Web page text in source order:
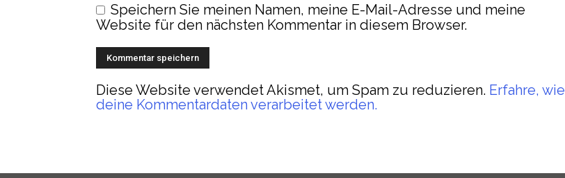
Speichern Sie meinen Namen, meine E-Mail-Adresse und meine
Website für den nächsten Kommentar in diesem Browser.
Diese Website verwendet Akismet, um Spam zu reduzieren. Erfahre, wie
deine Kommentardaten verarbeitet werden.